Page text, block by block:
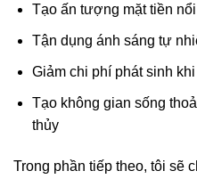
Tạo ấn tượng mặt tiền
Tận dụng ánh sáng tự
Giảm chi phí phát sinh
Tạo không gian sống
thủy
Trong phần tiếp theo, tôi sẽ